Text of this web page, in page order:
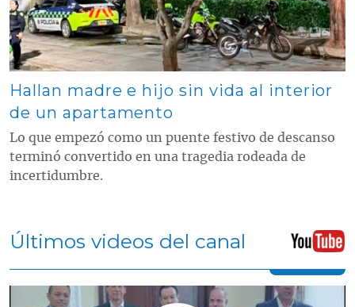
Hallan madre e hijo sin vida al interior
de un apartamento
Lo que empezó como un puente festivo de descanso
terminó convertido en una tragedia rodeada de
incertidumbre.
Últimos videos del canal